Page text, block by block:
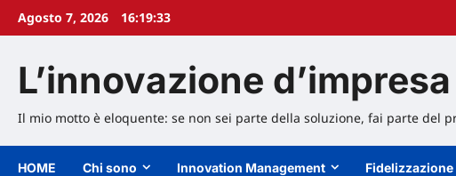
Agosto 7, 2026 16:19:35
L’innovazione
Il mio motto è eloquente: se non sei parte della soluzione, fai parte del
HOME Chi sono Innovation Management